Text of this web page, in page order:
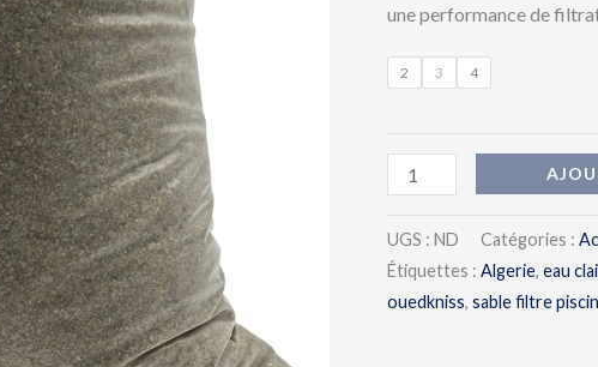
une performance de
2 3 4
UGS : ND Catégories :
Étiquettes : Algerie, eau
ouedkniss, sable filtre